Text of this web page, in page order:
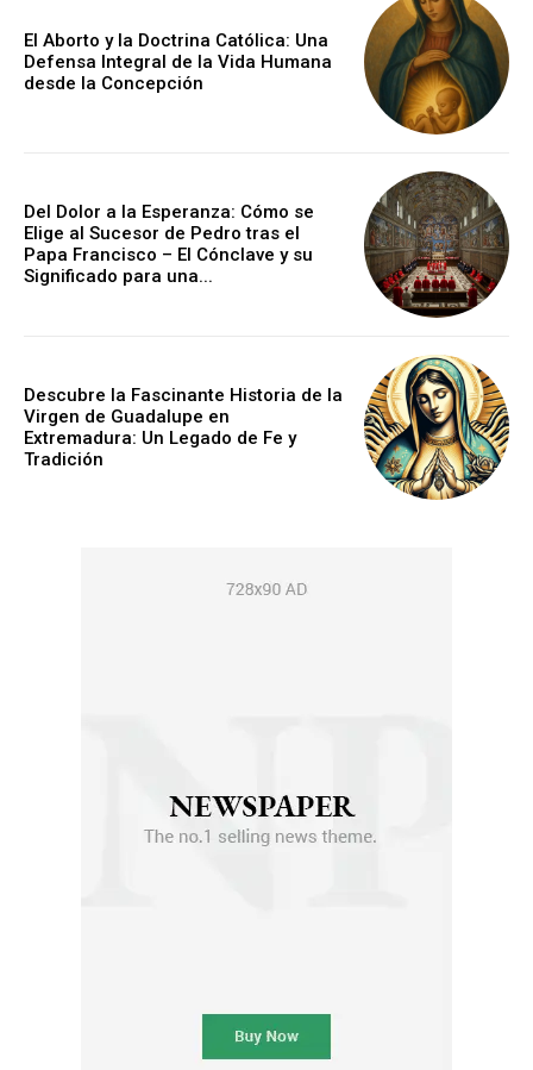
El Aborto y la Doctrina Católica: Una
Defensa Integral de la Vida Humana
desde la Concepción
Del Dolor a la Esperanza: Cómo se
Elige al Sucesor de Pedro tras el
Papa Francisco – El Cónclave y su
Significado para una...
Descubre la Fascinante Historia de la
Virgen de Guadalupe en
Extremadura: Un Legado de Fe y
Tradición